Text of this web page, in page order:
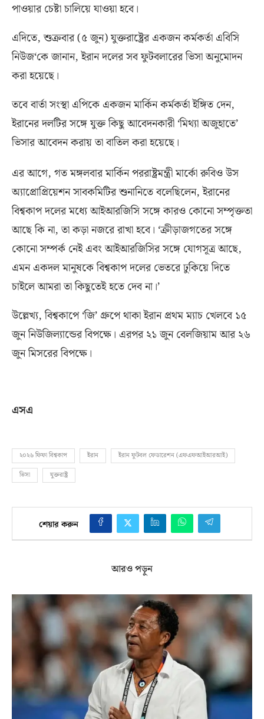
পাওয়ার চেষ্টা চালিয়ে যাওয়া হবে।
এদিতে,শুক্রবার(৫ জুন)যুক্তরাষ্ট্রের একজন কর্মকর্তা এবিসি
নিউজ‘কে জানান,ইরান দলের সব ফুটবলারের ভিসা অনুমোদন
করা হয়েছে।
তবে বার্তা সংস্থা এপিকে একজন মার্কিন কর্মকর্তা ইঙ্গিত দেন,
ইরানের দলটির সঙ্গে যুক্ত কিছু আবেদনকারী ‘মিথ্যা অজুহাতে’
ভিসার আবেদন করায় তা বাতিল করা হয়েছে।
এর আগে, গত মঙ্গলবার মার্কিন পররাষ্ট্রমন্ত্রী মার্কো রুবিও উস
অ্যাপ্রোপ্রিয়েশন সাবকমিটির শুনানিতে বলেছিলেন,ইরানের
বিশ্বকাপ দলের মধ্যে আইআরজিসি সঙ্গে কারও কোনো সম্পৃক্ততা
আছে কি না,তা কড়া নজরে রাখা হবে। ‘ক্রীড়াজগতের সঙ্গে
কোনো সম্পর্ক নেই এবং আইআরজিসির সঙ্গে যোগসূত্র আছে,
এমন একদল মানুষকে বিশ্বকাপ দলের ভেতরে ঢুকিয়ে দিতে
চাইলে আমরা তা কিছুতেই হতে দেব না।’
উল্লেখ্য,বিশ্বকাপে ‘জি’ গ্রুপে থাকা ইরান প্রথম ম্যাচ খেলবে ১৫
জুন নিউজিল্যান্ডের বিপক্ষে। এরপর ২১ জুন বেলজিয়াম আর ২৬
জুন মিসরের বিপক্ষে।
এসএ
২০২৬ ফিফা বিশ্বকাপ ইরান
ইরান ফুটবল ফেডারেশন (এফএফআইআরআই)
ভিসা
যুক্তরাষ্ট্র
শেয়ার করুন
আরও পড়ুন